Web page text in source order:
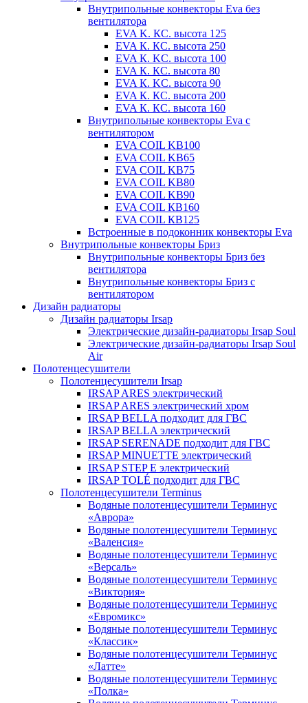
Внутрипольные конвекторы Eva без
вентилятора
EVA K. КС. высота 125
EVA К. КС. высота 250
EVA К. KС. высота 100
EVA К. КС. высота 80
EVA К. KC. высота 90
EVA К. КС. высота 200
EVA К. КС. высота 160
Внутрипольные конвекторы Eva с
вентилятором
EVA COIL KB100
EVA COIL KB65
EVA COIL KB75
EVA COIL KB80
EVA COIL KB90
EVA COIL КВ160
EVA COIL КВ125
Встроенные в подоконник конвекторы Eva
Внутрипольные конвекторы Бриз
Внутрипольные конвекторы Бриз без
вентилятора
Внутрипольные конвекторы Бриз с
вентилятором
Дизайн радиаторы
Дизайн радиаторы Irsap
Электрические дизайн-радиаторы Irsap Soul
Электрические дизайн-радиаторы Irsap Soul
Air
Полотенцесушители
Полотенцесушители Irsap
IRSAP ARES электрический
IRSAP ARES электрический хром
IRSAP BELLA подходит для ГВС
IRSAP BELLA электрический
IRSAP SERENADE подходит для ГВС
IRSAP MINUETTE электрический
IRSAP STEP E электрический
IRSAP TOLÉ подходит для ГВС
Полотенцесушители Terminus
Водяные полотенцесушители Терминус
«Аврора»
Водяные полотенцесушители Терминус
«Валенсия»
Водяные полотенцесушители Терминус
«Версаль»
Водяные полотенцесушители Терминус
«Виктория»
Водяные полотенцесушители Терминус
«Евромикс»
Водяные полотенцесушители Терминус
«Классик»
Водяные полотенцесушители Терминус
«Латте»
Водяные полотенцесушители Терминус
«Полка»